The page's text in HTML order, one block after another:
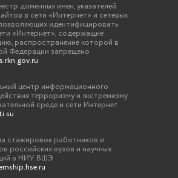
доменных имен, указателей
в сети «Интернет» и сетевых
идентифицировать
«Интернет», содержащие
распространение которой в
Федерации запрещено
центр информационного
терроризму и экстремизму
среде и сети Интернет
стажировок работников и
российских вузов и научных
в НИУ ВШЭ